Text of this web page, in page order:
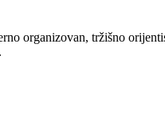
organizovan, tržišno